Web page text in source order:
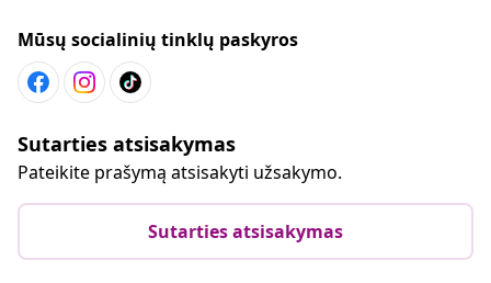
Mūsų socialinių tinklų paskyros
Sutarties atsisakymas
Pateikite prašymą atsisakyti užsakymo.
Sutarties atsisakymas